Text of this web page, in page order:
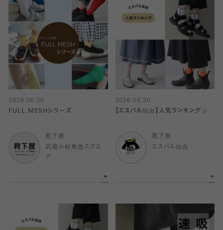
2026.06.30
FULL MESHシリーズ
靴下屋
武蔵小杉東急スクエ
ア
2026.06.30
【エスパル仙台】人気ランキング☆
靴下屋
エスパル仙台